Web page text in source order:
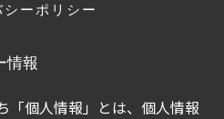
ーポリシー
情報
「個人情報」とは、個人情報